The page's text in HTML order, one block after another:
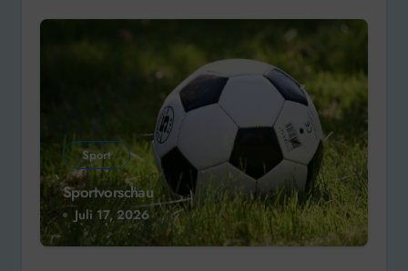
Sport
Sportvorschau
Juli 17, 2026